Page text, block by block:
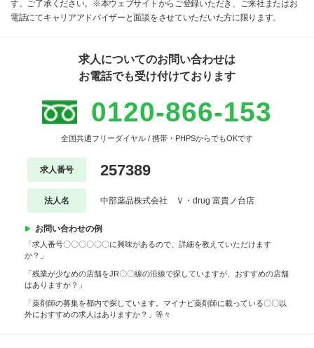
す。ご了承ください。※本ウェブサイトからご登録いただき、ご来社またはお
電話にてキャリアアドバイザーと面談をさせていただいた方に限ります。
求人についてのお問い合わせは
お電話でも受け付けております
0120-866-153
全国共通フリーダイヤル / 携帯・PHPSからでもOKです
求人番号 257389
法人名 中部薬品株式会社 Ｖ・drug 富貴ノ台店
お問い合わせの例
「求人番号〇〇〇〇〇〇に興味があるので、詳細を教えていただけます
か？」
「残業が少なめの店舗をJR〇〇線の沿線で探していますが、おすすめの店舗
はありますか？」
「薬剤師の募集を都内で探しています。マイナビ薬剤師に載っている〇〇以
外におすすめの求人はありますか？」等々